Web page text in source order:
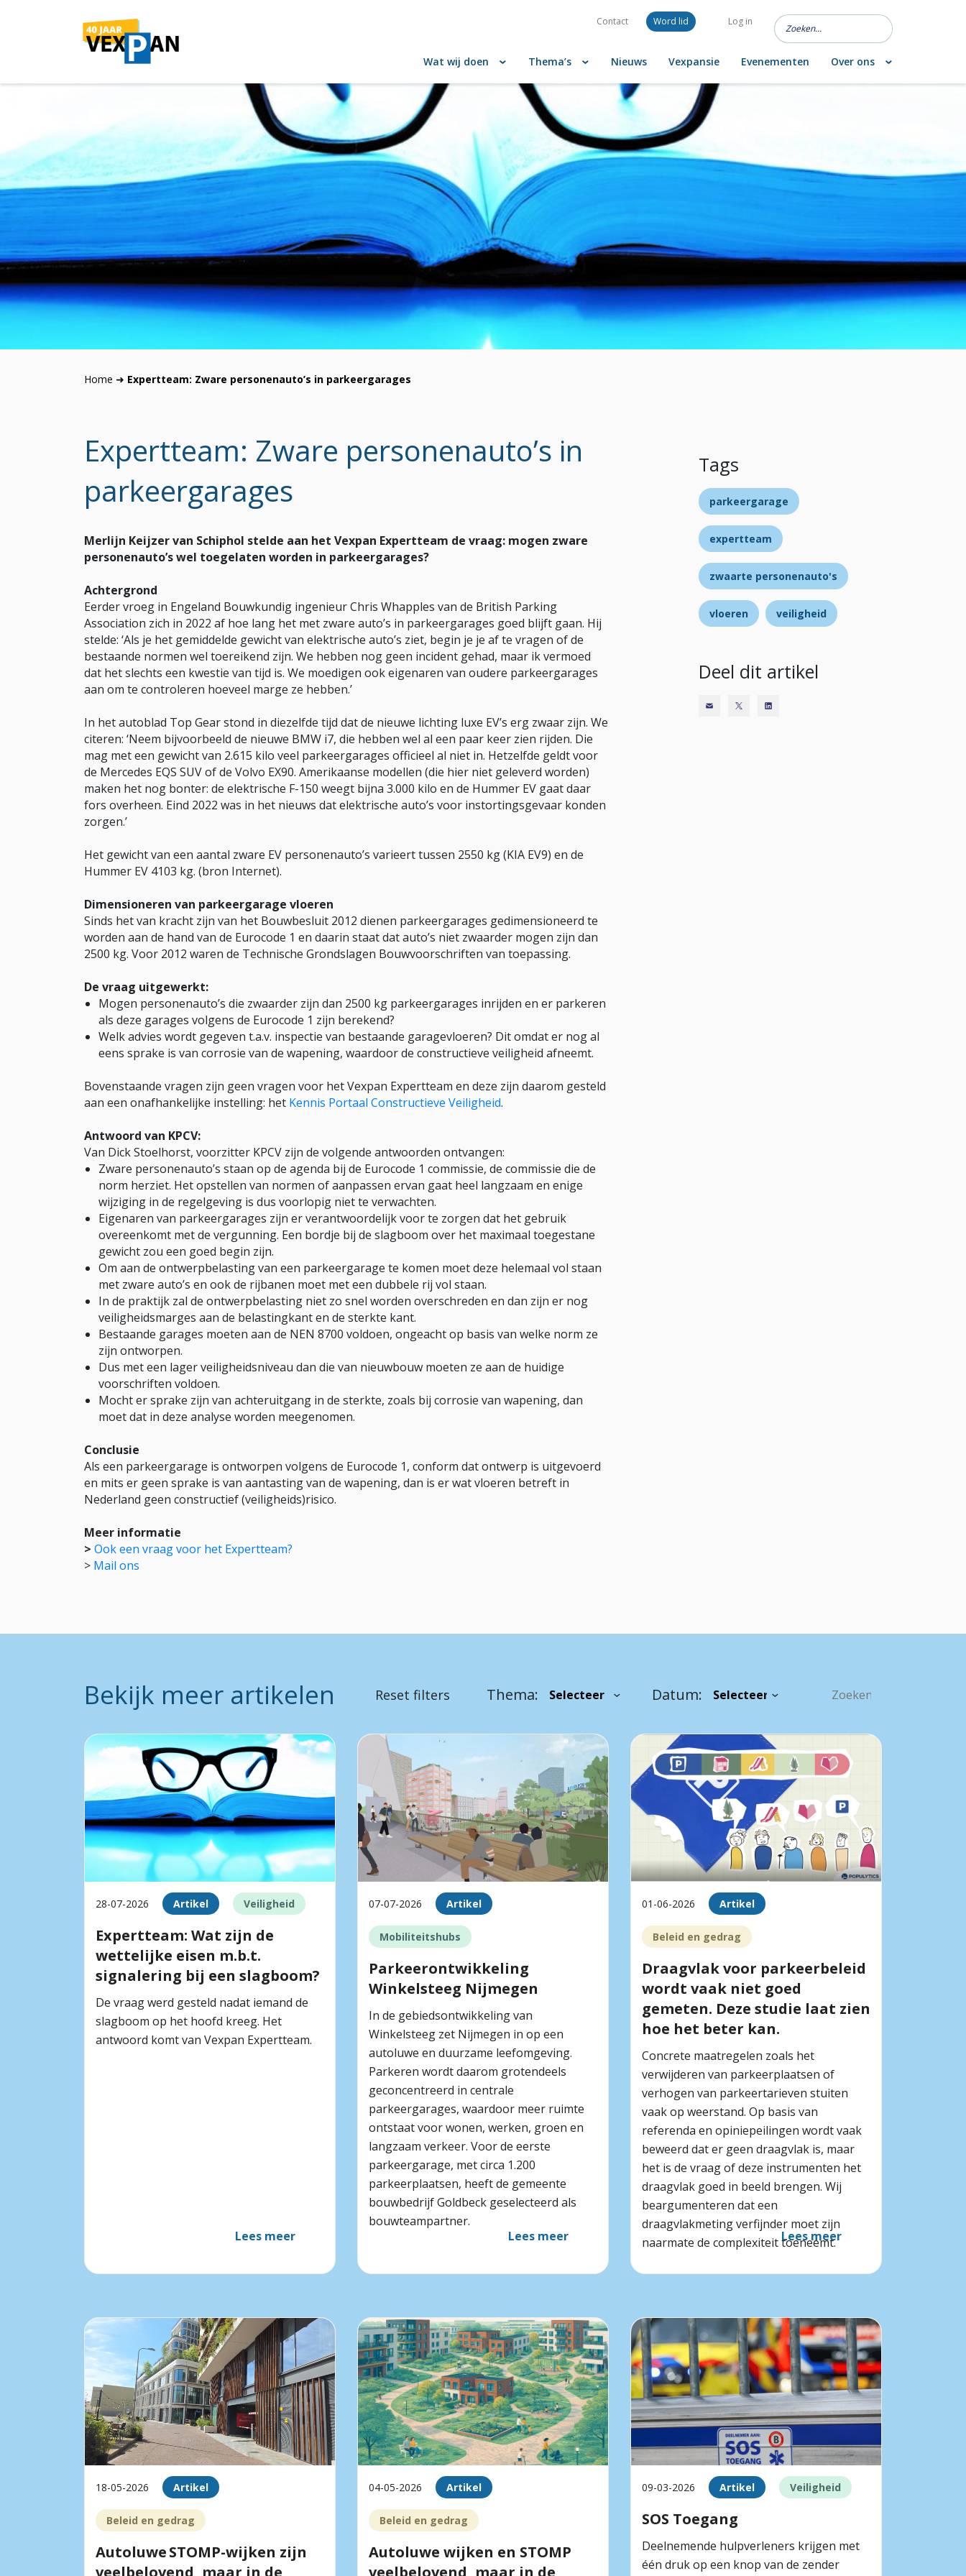
Contact Word lid Log in
Wat wij doen Thema’s Nieuws Vexpansie Evenementen Over ons
Home ➜ Expertteam: Zware personenauto’s in parkeergarages
Expertteam: Zware personenauto’s in
parkeergarages
Merlijn Keijzer van Schiphol stelde aan het Vexpan Expertteam de vraag: mogen zware
personenauto’s wel toegelaten worden in parkeergarages?
Achtergrond
Eerder vroeg in Engeland Bouwkundig ingenieur Chris Whapples van de British Parking
Association zich in 2022 af hoe lang het met zware auto’s in parkeergarages goed blijft gaan. Hij
stelde: ‘Als je het gemiddelde gewicht van elektrische auto’s ziet, begin je je af te vragen of de
bestaande normen wel toereikend zijn. We hebben nog geen incident gehad, maar ik vermoed
dat het slechts een kwestie van tijd is. We moedigen ook eigenaren van oudere parkeergarages
aan om te controleren hoeveel marge ze hebben.’
In het autoblad Top Gear stond in diezelfde tijd dat de nieuwe lichting luxe EV’s erg zwaar zijn. We
citeren: ‘Neem bijvoorbeeld de nieuwe BMW i7, die hebben wel al een paar keer zien rijden. Die
mag met een gewicht van 2.615 kilo veel parkeergarages officieel al niet in. Hetzelfde geldt voor
de Mercedes EQS SUV of de Volvo EX90. Amerikaanse modellen (die hier niet geleverd worden)
maken het nog bonter: de elektrische F-150 weegt bijna 3.000 kilo en de Hummer EV gaat daar
fors overheen. Eind 2022 was in het nieuws dat elektrische auto’s voor instortingsgevaar konden
zorgen.’
Het gewicht van een aantal zware EV personenauto’s varieert tussen 2550 kg (KIA EV9) en de
Hummer EV 4103 kg. (bron Internet).
Dimensioneren van parkeergarage vloeren
Sinds het van kracht zijn van het Bouwbesluit 2012 dienen parkeergarages gedimensioneerd te
worden aan de hand van de Eurocode 1 en daarin staat dat auto’s niet zwaarder mogen zijn dan
2500 kg. Voor 2012 waren de Technische Grondslagen Bouwvoorschriften van toepassing.
De vraag uitgewerkt:
Mogen personenauto’s die zwaarder zijn dan 2500 kg parkeergarages inrijden en er parkeren
als deze garages volgens de Eurocode 1 zijn berekend?
Welk advies wordt gegeven t.a.v. inspectie van bestaande garagevloeren? Dit omdat er nog al
eens sprake is van corrosie van de wapening, waardoor de constructieve veiligheid afneemt.
Bovenstaande vragen zijn geen vragen voor het Vexpan Expertteam en deze zijn daarom gesteld
aan een onafhankelijke instelling: het Kennis Portaal Constructieve Veiligheid.
Antwoord van KPCV:
Van Dick Stoelhorst, voorzitter KPCV zijn de volgende antwoorden ontvangen:
Zware personenauto’s staan op de agenda bij de Eurocode 1 commissie, de commissie die de
norm herziet. Het opstellen van normen of aanpassen ervan gaat heel langzaam en enige
wijziging in de regelgeving is dus voorlopig niet te verwachten.
Eigenaren van parkeergarages zijn er verantwoordelijk voor te zorgen dat het gebruik
overeenkomt met de vergunning. Een bordje bij de slagboom over het maximaal toegestane
gewicht zou een goed begin zijn.
Om aan de ontwerpbelasting van een parkeergarage te komen moet deze helemaal vol staan
met zware auto’s en ook de rijbanen moet met een dubbele rij vol staan.
In de praktijk zal de ontwerpbelasting niet zo snel worden overschreden en dan zijn er nog
veiligheidsmarges aan de belastingkant en de sterkte kant.
Bestaande garages moeten aan de NEN 8700 voldoen, ongeacht op basis van welke norm ze
zijn ontworpen.
Dus met een lager veiligheidsniveau dan die van nieuwbouw moeten ze aan de huidige
voorschriften voldoen.
Mocht er sprake zijn van achteruitgang in de sterkte, zoals bij corrosie van wapening, dan
moet dat in deze analyse worden meegenomen.
Conclusie
Als een parkeergarage is ontworpen volgens de Eurocode 1, conform dat ontwerp is uitgevoerd
en mits er geen sprake is van aantasting van de wapening, dan is er wat vloeren betreft in
Nederland geen constructief (veiligheids)risico.
Meer informatie
> Ook een vraag voor het Expertteam?
> Mail ons
Tags
parkeergarage
expertteam
zwaarte personenauto's
vloeren veiligheid
Deel dit artikel
Bekijk meer artikelen Reset filters Thema: Datum:
28-07-2026 Artikel Veiligheid
Expertteam: Wat zijn de
wettelijke eisen m.b.t.
signalering bij een slagboom?
De vraag werd gesteld nadat iemand de
slagboom op het hoofd kreeg. Het
antwoord komt van Vexpan Expertteam.
Lees meer
07-07-2026 Artikel
Mobiliteitshubs
Parkeerontwikkeling
Winkelsteeg Nijmegen
In de gebiedsontwikkeling van
Winkelsteeg zet Nijmegen in op een
autoluwe en duurzame leefomgeving.
Parkeren wordt daarom grotendeels
geconcentreerd in centrale
parkeergarages, waardoor meer ruimte
ontstaat voor wonen, werken, groen en
langzaam verkeer. Voor de eerste
parkeergarage, met circa 1.200
parkeerplaatsen, heeft de gemeente
bouwbedrijf Goldbeck geselecteerd als
bouwteampartner.
Lees meer
01-06-2026 Artikel
Beleid en gedrag
Draagvlak voor parkeerbeleid
wordt vaak niet goed
gemeten. Deze studie laat zien
hoe het beter kan.
Concrete maatregelen zoals het
verwijderen van parkeerplaatsen of
verhogen van parkeertarieven stuiten
vaak op weerstand. Op basis van
referenda en opiniepeilingen wordt vaak
beweerd dat er geen draagvlak is, maar
het is de vraag of deze instrumenten het
draagvlak goed in beeld brengen. Wij
beargumenteren dat een
draagvlakmeting verfijnder moet zijn
naarmate de complexiteit toeneemt.
Lees meer
18-05-2026 Artikel
Beleid en gedrag
Autoluwe STOMP-wijken zijn
veelbelovend, maar in de
04-05-2026 Artikel
Beleid en gedrag
Autoluwe wijken en STOMP
veelbelovend, maar in de
09-03-2026 Artikel Veiligheid
SOS Toegang
Deelnemende hulpverleners krijgen met
één druk op een knop van de zender